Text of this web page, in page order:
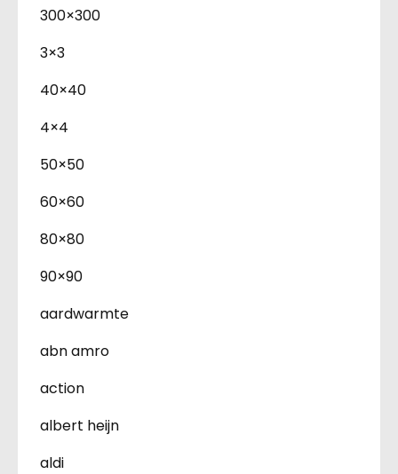
300×300
3×3
40×40
4×4
50×50
60×60
80×80
90×90
aardwarmte
abn amro
action
albert heijn
aldi